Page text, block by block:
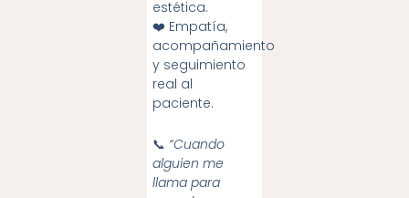
estética.
❤️ Empatía,
acompañamiento
y seguimiento
real al
paciente.
📞 “Cuando
alguien me
llama para